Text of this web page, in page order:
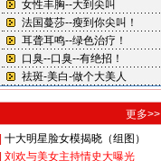
更多>>
十大明星脸女模揭晓（组图）
刘欢与美女主持情史大曝光